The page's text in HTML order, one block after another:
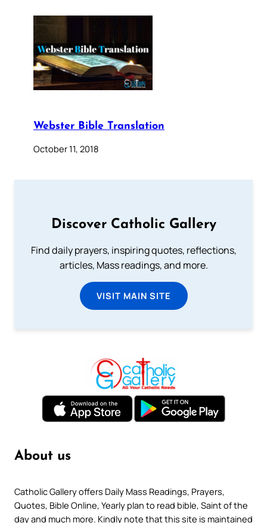
Webster Bible Translation
October 11, 2018
Discover Catholic Gallery
Find daily prayers, inspiring quotes, reflections,
articles, Mass readings, and more.
VISIT MAIN SITE
About us
Catholic Gallery offers Daily Mass Readings, Prayers,
Quotes, Bible Online, Yearly plan to read bible, Saint of the
day and much more. Kindly note that this site is maintained